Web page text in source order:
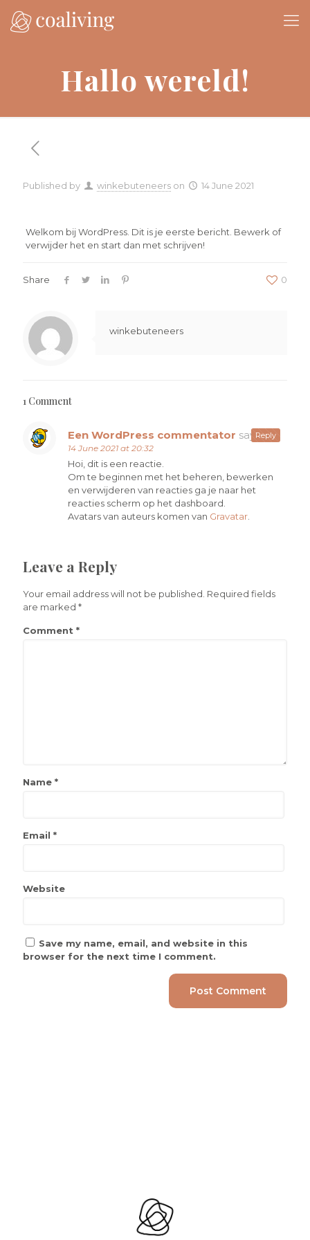
Hallo wereld!
Published by winkebuteneers on 14 June 2021
Welkom bij WordPress. Dit is je eerste bericht. Bewerk of
verwijder het en start dan met schrijven!
Share 0
winkebuteneers
1 Comment
Een WordPress commentator says:
14 June 2021 at 20:32
Hoi, dit is een reactie.
Om te beginnen met het beheren, bewerken
en verwijderen van reacties ga je naar het
reacties scherm op het dashboard.
Avatars van auteurs komen van Gravatar
Reply
Leave a Reply
Your email address will not be published. Required fields
are marked *
Comment *
Name *
Email *
Website
Save my name, email, and website in this
browser for the next time I comment.